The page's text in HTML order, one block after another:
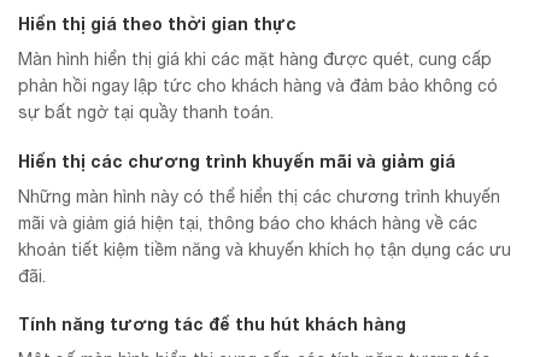
Hiển thị giá theo thời gian thực
Màn hình hiển thị giá khi các mặt hàng được quét, cung cấp
phản hồi ngay lập tức cho khách hàng và đảm bảo không có
sự bất ngờ tại quầy thanh toán.
Hiển thị các chương trình khuyến mãi và giảm giá
Những màn hình này có thể hiển thị các chương trình khuyến
mãi và giảm giá hiện tại, thông báo cho khách hàng về các
khoản tiết kiệm tiềm năng và khuyến khích họ tận dụng các ưu
đãi.
Tính năng tương tác để thu hút khách hàng